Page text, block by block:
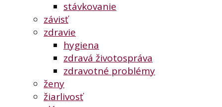
stávkovanie
závisť
zdravie
hygiena
zdravá životospráva
zdravotné problémy
ženy
žiarlivosť